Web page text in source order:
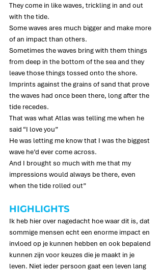
They come in like waves, trickling in and out
with the tide.
Some waves ares much bigger and make more
of an impact than others.
Sometimes the waves bring with them things
from deep in the bottom of the sea and they
leave those things tossed onto the shore.
Imprints against the grains of sand that prove
the waves had once been there, long after the
tide recedes.
That was what Atlas was telling me when he
said “I love you”
He was letting me know that I was the biggest
wave he’d ever come across.
And I brought so much with me that my
impressions would always be there, even
when the tide rolled out”
HIGHLIGHTS
Ik heb hier over nagedacht hoe waar dit is, dat
sommige mensen echt een enorme impact en
invloed op je kunnen hebben en ook bepalend
kunnen zijn voor keuzes die je maakt in je
leven. Niet ieder persoon gaat een leven lang